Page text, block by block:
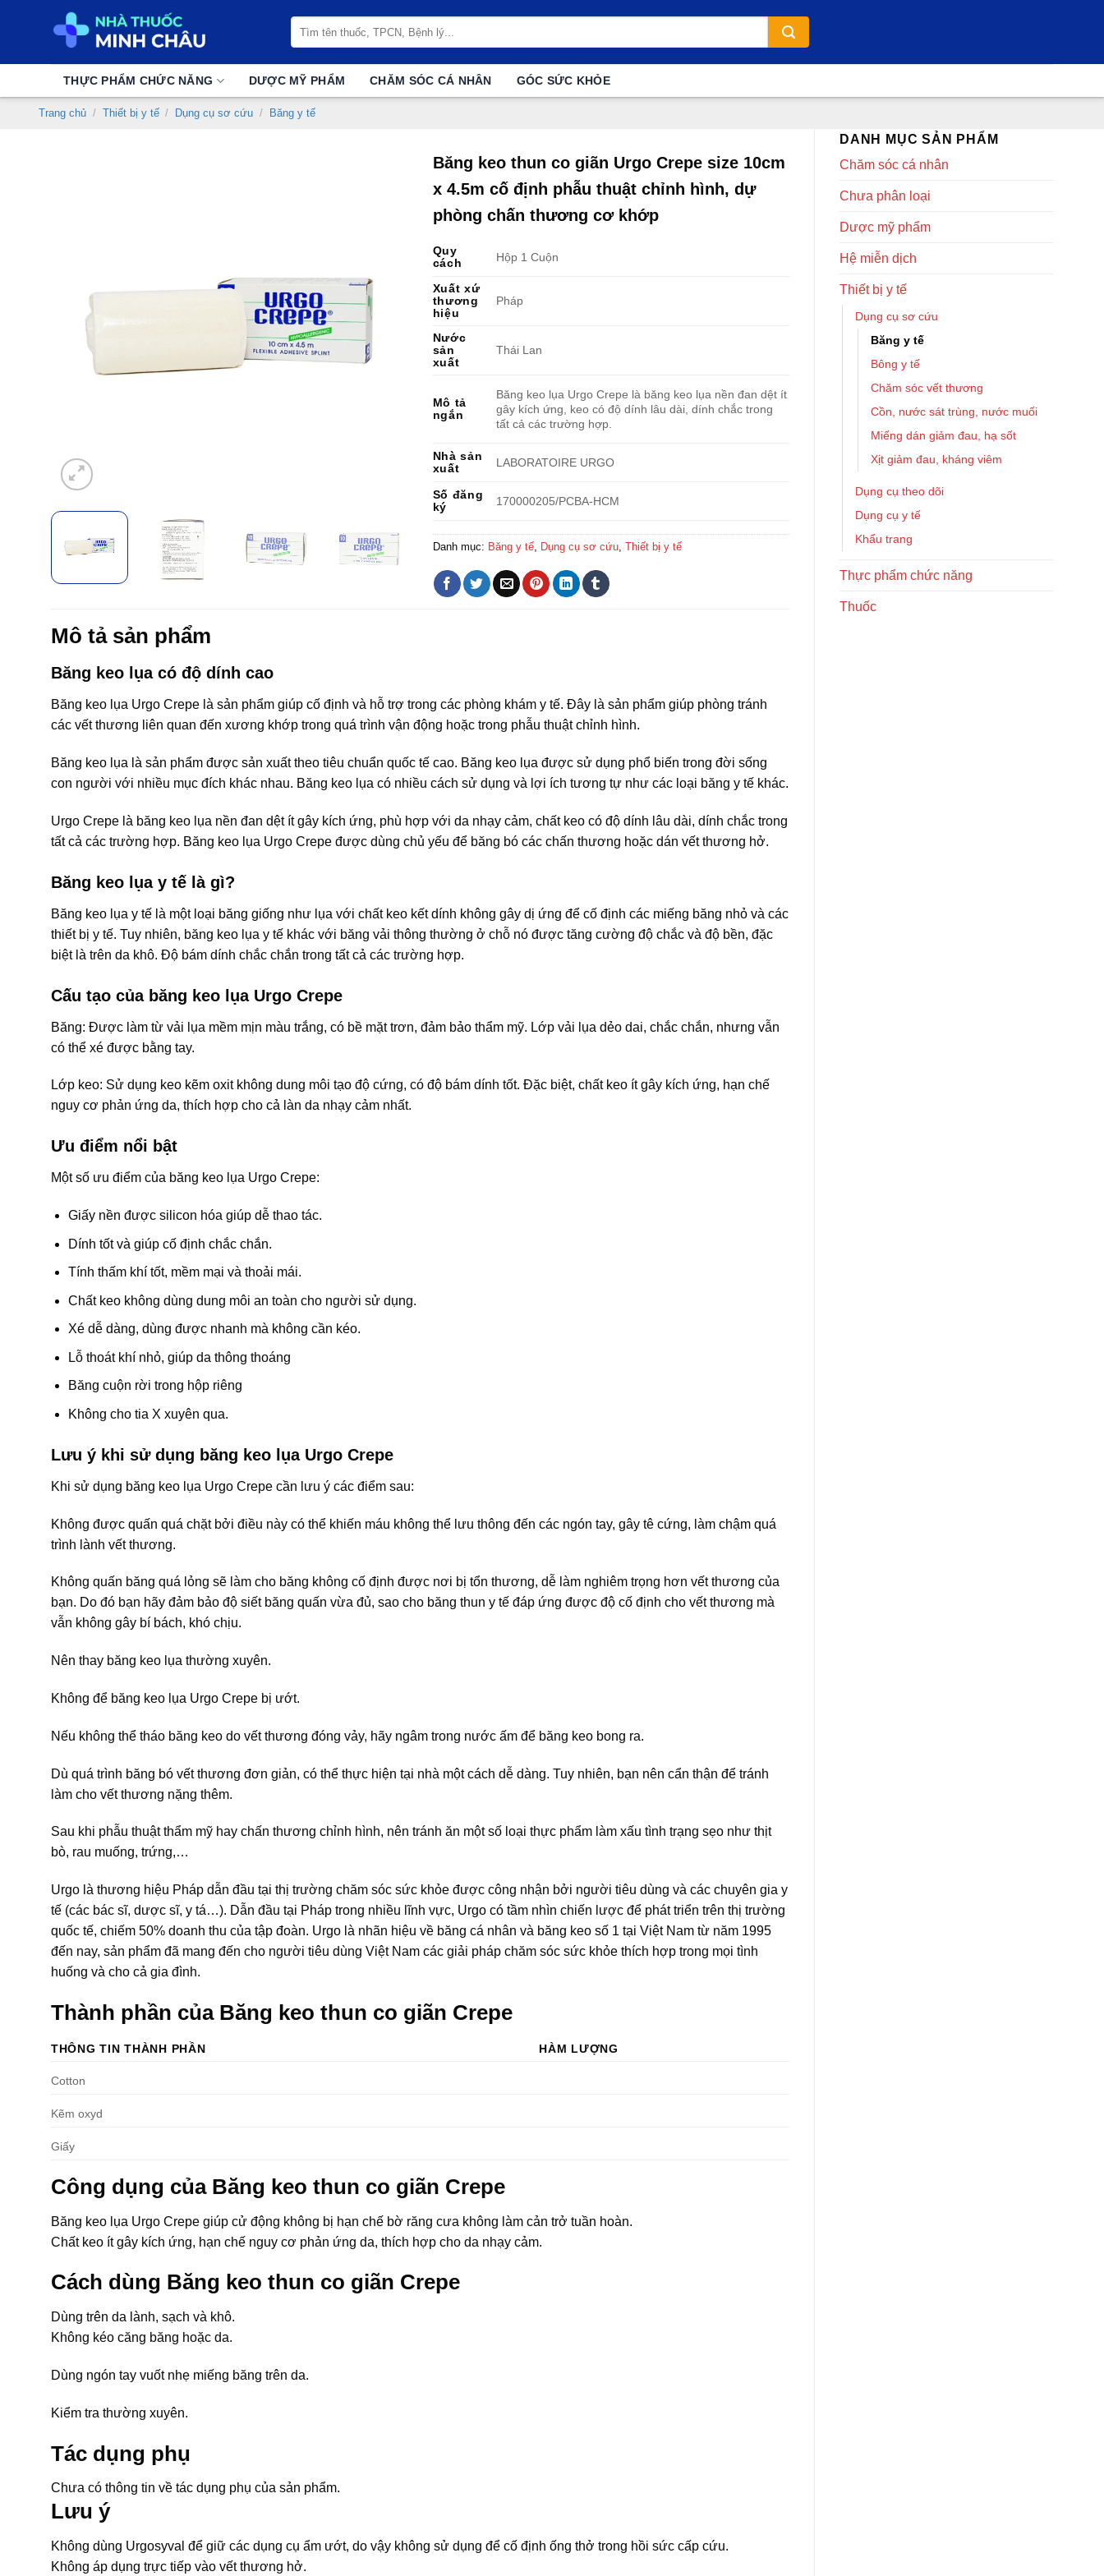
kiếm:
THỰC PHẨM CHỨC NĂNG DƯỢC MỸ PHẨM CHĂM SÓC CÁ NHÂN GÓC SỨC KHỎE
Trang chủ / Thiết bị y tế / Dụng cụ sơ cứu / Băng y tế
DANH MỤC SẢN PHẨM
Chăm sóc cá nhân
Chưa phân loại
Dược mỹ phẩm
Hệ miễn dịch
Thiết bị y tế
Dụng cụ sơ cứu
Băng y tế
Bông y tế
Chăm sóc vết thương
Cồn, nước sát trùng, nước muối
Miếng dán giảm đau, hạ sốt
Xịt giảm đau, kháng viêm
Dụng cụ theo dõi
Dụng cụ y tế
Khẩu trang
Thực phẩm chức năng
Thuốc
Băng keo thun co giãn Urgo Crepe size 10cm
x 4.5m cố định phẫu thuật chỉnh hình, dự
phòng chấn thương cơ khớp
Quy
cách
Hộp 1 Cuộn
Xuất xứ
thương
hiệu
Pháp
Nước
sản
xuất
Thái Lan
Mô tả
ngắn
Băng keo lụa Urgo Crepe là băng keo lụa nền đan dệt ít
gây kích ứng, keo có độ dính lâu dài, dính chắc trong
tất cả các trường hợp.
Nhà sản
xuất
LABORATOIRE URGO
Số đăng
ký
170000205/PCBA-HCM
Danh mục: Băng y tế, Dụng cụ sơ cứu, Thiết bị y tế
Mô tả sản phẩm
Băng keo lụa có độ dính cao
Băng keo lụa Urgo Crepe là sản phẩm giúp cố định và hỗ trợ trong các phòng khám y tế. Đây là sản phẩm giúp phòng tránh
các vết thương liên quan đến xương khớp trong quá trình vận động hoặc trong phẫu thuật chỉnh hình.
Băng keo lụa là sản phẩm được sản xuất theo tiêu chuẩn quốc tế cao. Băng keo lụa được sử dụng phổ biến trong đời sống
con người với nhiều mục đích khác nhau. Băng keo lụa có nhiều cách sử dụng và lợi ích tương tự như các loại băng y tế khác.
Urgo Crepe là băng keo lụa nền đan dệt ít gây kích ứng, phù hợp với da nhạy cảm, chất keo có độ dính lâu dài, dính chắc trong
tất cả các trường hợp. Băng keo lụa Urgo Crepe được dùng chủ yếu để băng bó các chấn thương hoặc dán vết thương hở.
Băng keo lụa y tế là gì?
Băng keo lụa y tế là một loại băng giống như lụa với chất keo kết dính không gây dị ứng để cố định các miếng băng nhỏ và các
thiết bị y tế. Tuy nhiên, băng keo lụa y tế khác với băng vải thông thường ở chỗ nó được tăng cường độ chắc và độ bền, đặc
biệt là trên da khô. Độ bám dính chắc chắn trong tất cả các trường hợp.
Cấu tạo của băng keo lụa Urgo Crepe
Băng: Được làm từ vải lụa mềm mịn màu trắng, có bề mặt trơn, đảm bảo thẩm mỹ. Lớp vải lụa dẻo dai, chắc chắn, nhưng vẫn
có thể xé được bằng tay.
Lớp keo: Sử dụng keo kẽm oxit không dung môi tạo độ cứng, có độ bám dính tốt. Đặc biệt, chất keo ít gây kích ứng, hạn chế
nguy cơ phản ứng da, thích hợp cho cả làn da nhạy cảm nhất.
Ưu điểm nổi bật
Một số ưu điểm của băng keo lụa Urgo Crepe:
Giấy nền được silicon hóa giúp dễ thao tác.
Dính tốt và giúp cố định chắc chắn.
Tính thấm khí tốt, mềm mại và thoải mái.
Chất keo không dùng dung môi an toàn cho người sử dụng.
Xé dễ dàng, dùng được nhanh mà không cần kéo.
Lỗ thoát khí nhỏ, giúp da thông thoáng
Băng cuộn rời trong hộp riêng
Không cho tia X xuyên qua.
Lưu ý khi sử dụng băng keo lụa Urgo Crepe
Khi sử dụng băng keo lụa Urgo Crepe cần lưu ý các điểm sau:
Không được quấn quá chặt bởi điều này có thể khiến máu không thể lưu thông đến các ngón tay, gây tê cứng, làm chậm quá
trình lành vết thương.
Không quấn băng quá lỏng sẽ làm cho băng không cố định được nơi bị tổn thương, dễ làm nghiêm trọng hơn vết thương của
bạn. Do đó bạn hãy đảm bảo độ siết băng quấn vừa đủ, sao cho băng thun y tế đáp ứng được độ cố định cho vết thương mà
vẫn không gây bí bách, khó chịu.
Nên thay băng keo lụa thường xuyên.
Không để băng keo lụa Urgo Crepe bị ướt.
Nếu không thể tháo băng keo do vết thương đóng vảy, hãy ngâm trong nước ấm để băng keo bong ra.
Dù quá trình băng bó vết thương đơn giản, có thể thực hiện tại nhà một cách dễ dàng. Tuy nhiên, bạn nên cẩn thận để tránh
làm cho vết thương nặng thêm.
Sau khi phẫu thuật thẩm mỹ hay chấn thương chỉnh hình, nên tránh ăn một số loại thực phẩm làm xấu tình trạng sẹo như thịt
bò, rau muống, trứng,…
Urgo là thương hiệu Pháp dẫn đầu tại thị trường chăm sóc sức khỏe được công nhận bởi người tiêu dùng và các chuyên gia y
tế (các bác sĩ, dược sĩ, y tá…). Dẫn đầu tại Pháp trong nhiều lĩnh vực, Urgo có tầm nhìn chiến lược để phát triển trên thị trường
quốc tế, chiếm 50% doanh thu của tập đoàn. Urgo là nhãn hiệu về băng cá nhân và băng keo số 1 tại Việt Nam từ năm 1995
đến nay, sản phẩm đã mang đến cho người tiêu dùng Việt Nam các giải pháp chăm sóc sức khỏe thích hợp trong mọi tình
huống và cho cả gia đình.
Thành phần của Băng keo thun co giãn Crepe
THÔNG TIN THÀNH PHẦN HÀM LƯỢNG
Cotton
Kẽm oxyd
Giấy
Công dụng của Băng keo thun co giãn Crepe
Băng keo lụa Urgo Crepe giúp cử động không bị hạn chế bờ răng cưa không làm cản trở tuần hoàn.
Chất keo ít gây kích ứng, hạn chế nguy cơ phản ứng da, thích hợp cho da nhạy cảm.
Cách dùng Băng keo thun co giãn Crepe
Dùng trên da lành, sạch và khô.
Không kéo căng băng hoặc da.
Dùng ngón tay vuốt nhẹ miếng băng trên da.
Kiểm tra thường xuyên.
Tác dụng phụ
Chưa có thông tin về tác dụng phụ của sản phẩm.
Lưu ý
Không dùng Urgosyval để giữ các dụng cụ ẩm ướt, do vậy không sử dụng để cố định ống thở trong hồi sức cấp cứu.
Không áp dụng trực tiếp vào vết thương hở.